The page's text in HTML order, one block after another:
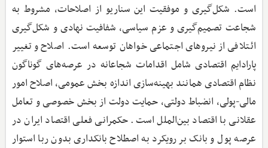
است. شکل‌گیری و موفقیت این سناریو از اصلاحات، مشروط به
شجاعت تصمیم‌گیری و عزم سیاسی، شفافیت نهادی و شکل‌گیری
ائتلافی از نیروهای اجتماعی خواهان توسعه است. اصلاح و تغییر
پارادایم اقتصادی شامل اقدامات شجاعانه در عرصه‌های گوناگون
نظام اقتصادی همانند بهینه‌سازی اندازه بخش عمومی، اصلاح امور
مالی-پولی، انضباط دولتی، حمایت دولت از بخش خصوصی و تعامل
عقلانی با اقتصاد بین‌الملل است. حکمرانی فعلی اقتصاد ایران در
عرصه پول و بانک بر رویکرد به اصطلاح بانکداری بدون ربا استوار